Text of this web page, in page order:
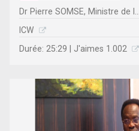
Dr Pierre SOMSE, Ministre de l...
ICW
Durée: 25:29 | J'aimes 1.002